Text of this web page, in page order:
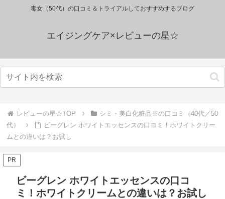
毒女（50代）の口コミ＆トライアルしておすすめするブログ
エイジングケア×レビューの星☆
レビューの星☆TOP
シミ・美白化粧品※の口コミ（40代／50
代）
ビーグレン ホワイトエッセンスの口コミ！ホワイトクリー
ムとの違いは？お試し
PR
ビーグレン ホワイトエッセンスの口コ
ミ！ホワイトクリームとの違いは？お試し